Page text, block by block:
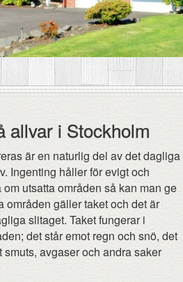
allvar i Stockholm
är en naturlig del av det dagliga
Ingenting håller för evigt och
utsatta områden så kan man ge
gäller taket och det är
slitaget. Taket fungerar i
det står emot regn och snö, det
avgaser och andra saker